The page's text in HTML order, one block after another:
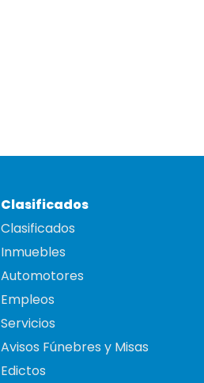
Clasificados
Clasificados
Inmuebles
Automotores
Empleos
Servicios
Avisos Fúnebres y Misas
Edictos